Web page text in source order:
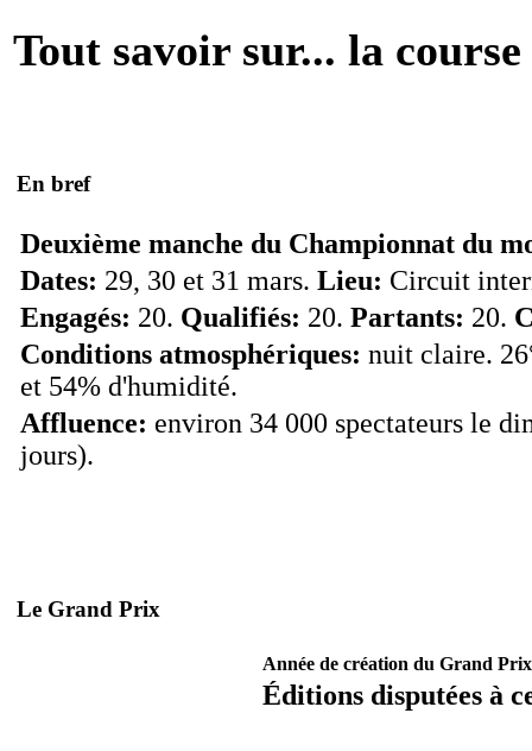
Tout savoir sur... la course
En bref
Deuxième manche du Championnat du
Dates: 29, 30 et 31 mars. Lieu: Circuit
Engagés: 20. Qualifiés: 20. Partants: 20.
Conditions atmosphériques: nuit claire.
et 54% d'humidité.
Affluence: environ 34 000 spectateurs le
jours).
Le Grand Prix
Année de création du Grand
Éditions disputées à